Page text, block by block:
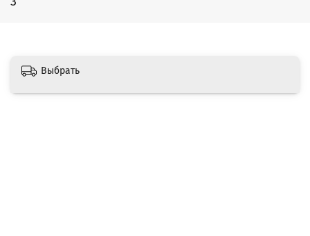
Выбрать